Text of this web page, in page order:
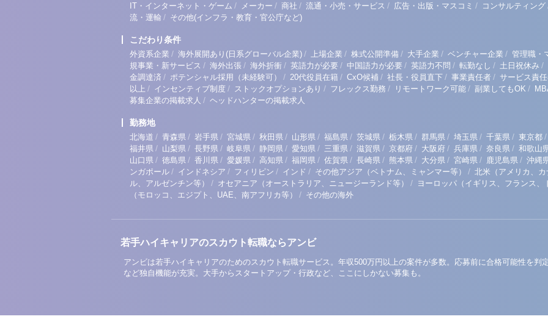
IT・インターネット・ゲーム / メーカー / 商社 / 流通・小売・サービス / 広告・出版・マスコミ / コンサルティング
流・運輸 / その他(インフラ・教育・官公庁など)
こだわり条件
外資系企業 / 海外展開あり(日系グローバル企業) / 上場企業 / 株式公開準備 / 大手企業 / ベンチャー企業 / 管理職・
規事業・新サービス / 海外出張 / 海外折衝 / 英語力が必要 / 中国語力が必要 / 英語力不問 / 転勤なし / 土日祝休み /
金調達済 / ポテンシャル採用（未経験可） / 20代役員在籍 / CxO候補 / 社長・役員直下 / 事業責任者 / サービス責
以上 / インセンティブ制度 / ストックオプションあり / フレックス勤務 / リモートワーク可能 / 副業してもOK /
募集企業の掲載求人 / ヘッドハンターの掲載求人
勤務地
北海道 / 青森県 / 岩手県 / 宮城県 / 秋田県 / 山形県 / 福島県 / 茨城県 / 栃木県 / 群馬県 / 埼玉県 / 千葉県 / 東京都 /
福井県 / 山梨県 / 長野県 / 岐阜県 / 静岡県 / 愛知県 / 三重県 / 滋賀県 / 京都府 / 大阪府 / 兵庫県 / 奈良県 / 和歌山
山口県 / 徳島県 / 香川県 / 愛媛県 / 高知県 / 福岡県 / 佐賀県 / 長崎県 / 熊本県 / 大分県 / 宮崎県 / 鹿児島県 / 沖縄
ンガポール / インドネシア / フィリピン / インド / その他アジア（ベトナム、ミャンマー等） / 北米（アメリカ、
ル、アルゼンチン等）
/ オセアニア（オーストラリア、ニュージーランド等） / ヨーロッパ（イギリス、フランス、
（モロッコ、エジプト、UAE、南アフリカ等）
/ その他の海外
若手ハイキャリアのスカウト転職ならアンビ
アンビは若手ハイキャリアのためのスカウト転職サービス。年収500万円以上の案件が多数。応募前に合格可能性を判
など独自機能が充実。大手からスタートアップ・行政など、ここにしかない募集も。